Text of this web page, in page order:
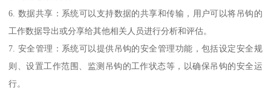
6. 数据共享：系统可以支持数据的共享和传输，用户可以将吊钩的
工作数据导出或分享给其他相关人员进行分析和评估。
7. 安全管理：系统可以提供吊钩的安全管理功能，包括设定安全规
则、设置工作范围、监测吊钩的工作状态等，以确保吊钩的安全运
行。